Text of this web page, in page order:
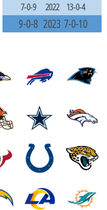
7-0-9 2022 13-0-4
9-0-8 2023 7-0-10